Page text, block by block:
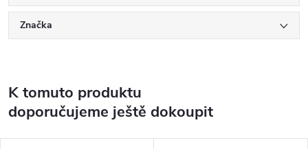
Značka
K tomuto produktu
doporučujeme ještě dokoupit